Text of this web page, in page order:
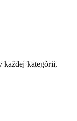
každej kategórii.